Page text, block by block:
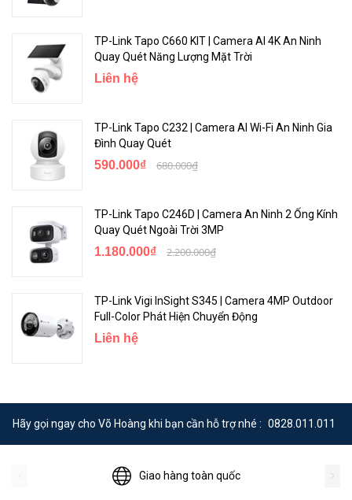
Chỉ cần kết nối máy ảnh của bạn qua cáp RJ45, sau đó nguồn điện
và truyền dữ liệu đều được giải quyết. Phần cứng chống nước bảo
vệ hiệu suất ổn định trong các tình huống ngoài trời.
Quản Lý và Lưu Trữ Linh Hoạt
TP-Link Tapo C660 KIT | Camera AI 4K An Ninh
Quay Quét Năng Lượng Mặt Trời
Liên hệ
TP-Link Tapo C232 | Camera AI Wi-Fi An Ninh Gia
Đình Quay Quét
590.000₫ 680.000₫
TP-Link Tapo C246D | Camera An Ninh 2 Ống Kính
Quay Quét Ngoài Trời 3MP
1.180.000₫ 2.200.000₫
TP-Link Vigi InSight S345 | Camera 4MP Outdoor
Full-Color Phát Hiện Chuyển Động
Liên hệ
Hãy gọi ngay cho Võ Hoàng khi bạn cần hỗ trợ nhé : 0828.011.011
Giao hàng toàn quốc